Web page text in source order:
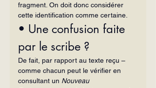
fragment. On doit donc considérer
cette identification comme certaine.
• Une confusion faite
par le scribe ?
De fait, par rapport au texte reçu –
comme chacun peut le vérifier en
consultant un Nouveau